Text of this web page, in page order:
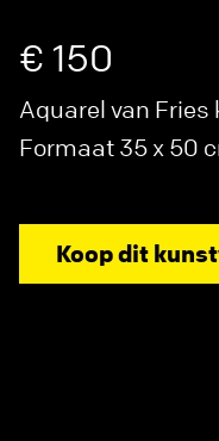
€ 150
Aquarel van
Formaat 35 x 50
Koop dit